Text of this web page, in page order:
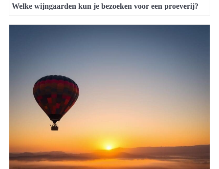
Welke wijngaarden kun je bezoeken voor een proeverij?